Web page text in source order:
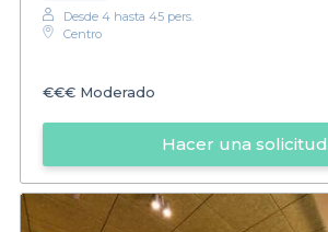
Desde 4 hasta 45 pers.
Centro
€€€ Moderado
Hacer una solicitud